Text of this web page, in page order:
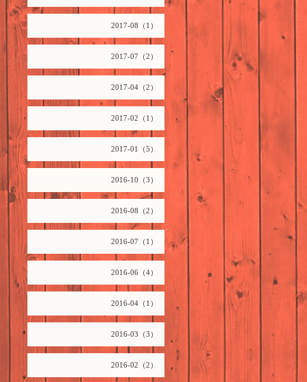
2017-08（1）
2017-07（2）
2017-04（2）
2017-02（1）
2017-01（5）
2016-10（3）
2016-08（2）
2016-07（1）
2016-06（4）
2016-04（1）
2016-03（3）
2016-02（2）